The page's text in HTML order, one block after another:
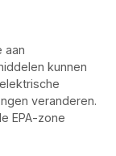
aan
kunnen
veranderen.
EPA-zone